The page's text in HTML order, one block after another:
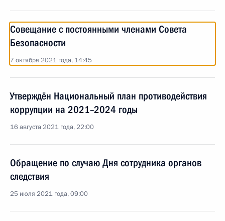
Совещание с постоянными членами Совета
Безопасности
7 октября 2021 года, 14:45
Утверждён Национальный план противодействия
коррупции на 2021–2024 годы
16 августа 2021 года, 22:00
Обращение по случаю Дня сотрудника органов
следствия
25 июля 2021 года, 09:00